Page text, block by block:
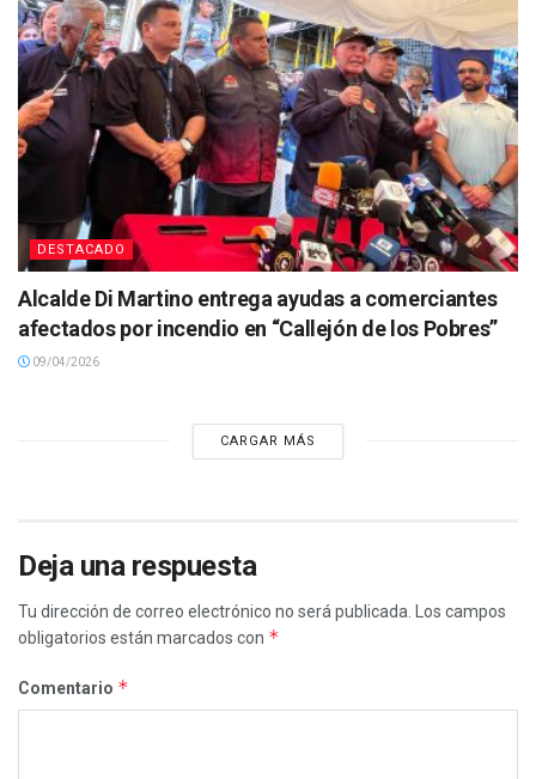
DESTACADO
Alcalde Di Martino entrega ayudas a comerciantes
afectados por incendio en “Callejón de los Pobres”
09/04/2026
CARGAR MÁS
Deja una respuesta
Tu dirección de correo electrónico no será publicada.
Los campos
obligatorios están marcados con *
Comentario *